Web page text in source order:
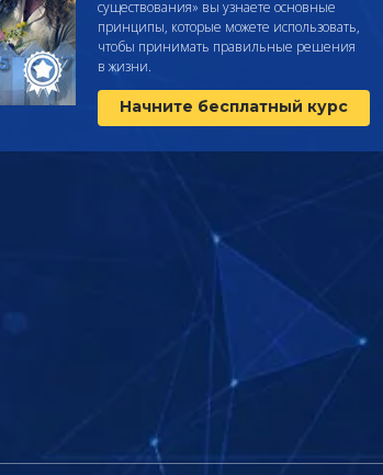
существования» вы узнаете основные
принципы, которые можете использовать,
чтобы принимать правильные решения
в жизни.
Начните бесплатный курс